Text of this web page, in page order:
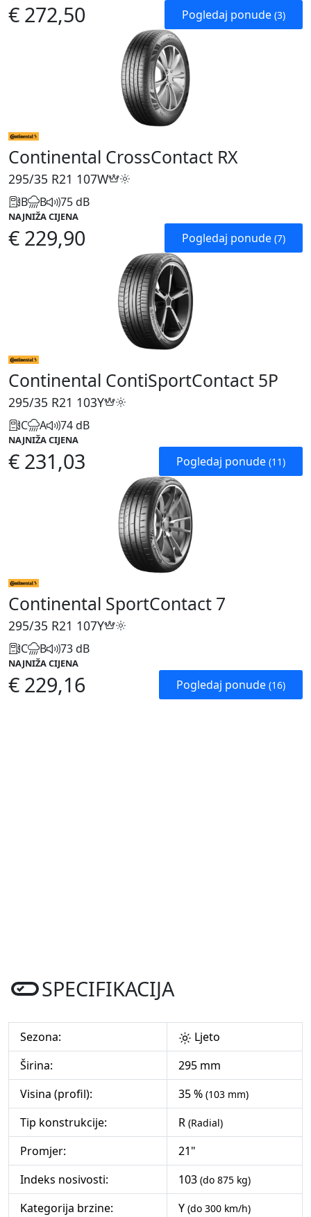
€ 272,50 Pogledaj ponude (3)
Continental CrossContact RX
295/35 R21 107W
B B 75 dB
NAJNIŽA CIJENA
€ 229,90 Pogledaj ponude (7)
Continental ContiSportContact 5P
295/35 R21 103Y
C A 74 dB
NAJNIŽA CIJENA
€ 231,03 Pogledaj ponude (11)
Continental SportContact 7
295/35 R21 107Y
C B 73 dB
NAJNIŽA CIJENA
€ 229,16 Pogledaj ponude (16)
SPECIFIKACIJA
Sezona:
Ljeto
Širina:
295 mm
Visina (profil):
35 % (103 mm)
Tip konstrukcije: R (Radial)
Promjer:
21"
Indeks nosivosti:
103 (do 875 kg)
Kategorija brzine: Y (do 300 km/h)